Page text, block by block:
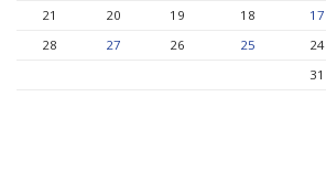
17
18
19
20
21
24
25
26
27
28
31